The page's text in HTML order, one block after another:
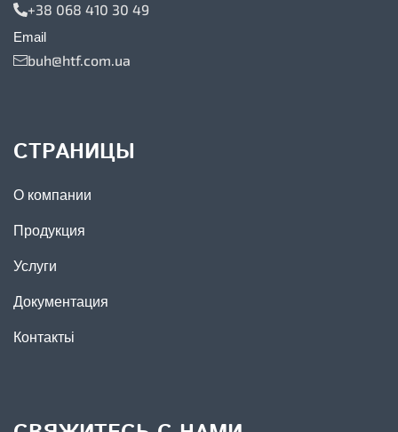
+38 068 410 30 49
Email
buh@htf.com.ua
СТРАНИЦЫ
О компании
Продукция
Услуги
Документация
Контактьі